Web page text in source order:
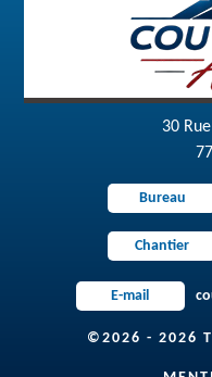
30
Bureau
Chantier
E-mail
©2026 - 2026